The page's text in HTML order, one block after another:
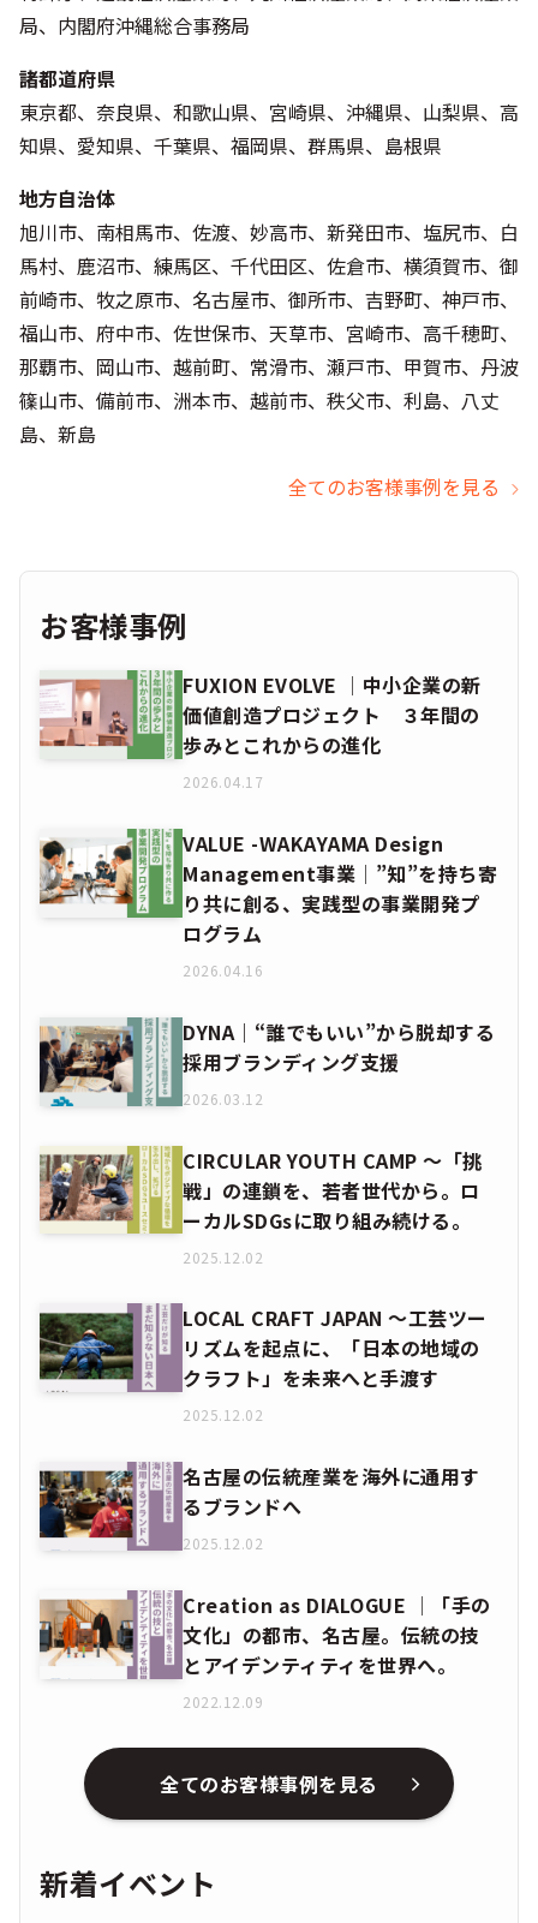
局、内閣府沖縄総合事務局
諸都道府県
東京都、奈良県、和歌山県、宮崎県、沖縄県、山梨県、高
知県、愛知県、千葉県、福岡県、群馬県、島根県
地方自治体
旭川市、南相馬市、佐渡、妙高市、新発田市、塩尻市、白
馬村、鹿沼市、練馬区、千代田区、佐倉市、横須賀市、御
前崎市、牧之原市、名古屋市、御所市、吉野町、神戸市、
福山市、府中市、佐世保市、天草市、宮崎市、高千穂町、
那覇市、岡山市、越前町、常滑市、瀬戸市、甲賀市、丹波
篠山市、備前市、洲本市、越前市、秩父市、利島、八丈
島、新島
全てのお客様事例を見る
お客様事例
FUXION EVOLVE │中小企業の新
価値創造プロジェクト ３年間の
歩みとこれからの進化
2026.04.17
VALUE -WAKAYAMA Design
Management事業│”知”を持ち寄
り共に創る、実践型の事業開発プ
ログラム
2026.04.16
DYNA｜“誰でもいい”から脱却する
採用ブランディング支援
2026.03.12
CIRCULAR YOUTH CAMP ～「挑
戦」の連鎖を、若者世代から。ロ
ーカルSDGsに取り組み続ける。
2025.12.02
LOCAL CRAFT JAPAN ～工芸ツー
リズムを起点に、「日本の地域の
クラフト」を未来へと手渡す
2025.12.02
名古屋の伝統産業を海外に通用す
るブランドへ
2025.12.02
Creation as DIALOGUE │「手の
文化」の都市、名古屋。伝統の技
とアイデンティティを世界へ。
2022.12.09
全てのお客様事例を見る
新着イベント